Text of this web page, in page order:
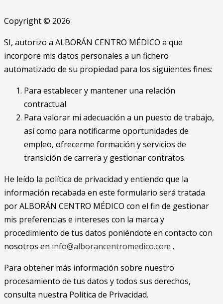
Copyright © 2026
SI, autorizo a ALBORÁN CENTRO MÉDICO a que
incorpore mis datos personales a un fichero
automatizado de su propiedad para los siguientes fines:
Para establecer y mantener una relación
contractual
Para valorar mi adecuación a un puesto de trabajo,
así como para notificarme oportunidades de
empleo, ofrecerme formación y servicios de
transición de carrera y gestionar contratos.
He leído la política de privacidad y entiendo que la
información recabada en este formulario será tratada
por ALBORÁN CENTRO MÉDICO con el fin de gestionar
mis preferencias e intereses con la marca y
procedimiento de tus datos poniéndote en contacto con
nosotros en info@alborancentromedico.com .
Para obtener más información sobre nuestro
procesamiento de tus datos y todos sus derechos,
consulta nuestra Política de Privacidad.